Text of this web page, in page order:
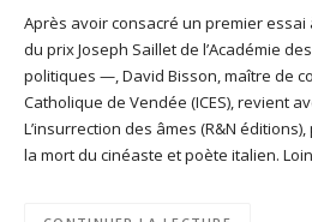
Après avoir consacré un premier
du prix Joseph Saillet de l’Académie
politiques —, David Bisson, maître de
Catholique de Vendée (ICES), revient
L’insurrection des âmes (R&N
la mort du cinéaste et poète italien.